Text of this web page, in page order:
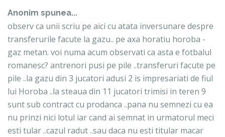
Anonim spunea...
observ ca unii scriu pe aici cu atata inversunare despre
transferurile facute la gazu.. pe axa horatiu horoba -
gaz metan. voi numa acum observati ca asta e fotbalul
romanesc? antrenori pusi pe pile ..transferuri facute pe
pile ..la gazu din 3 jucatori adusi 2 is impresariati de fiul
lui Horoba ..la steaua din 11 jucatori trimisi in teren 9
sunt sub contract cu prodanca ..pana nu semnezi cu ea
nu prinzi nici lotul iar cand ai semnat in urmatorul meci
esti tular ..cazul radut ..sau daca nu esti titular macar